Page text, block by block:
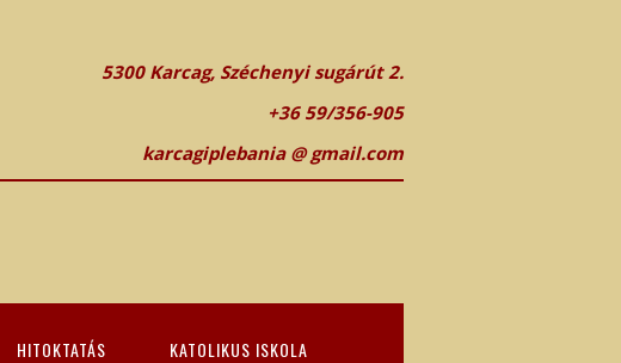
5300 Karcag, Széchenyi sugárút 2.
+36 59/356-905
karcagiplebania @ gmail.com
HITOKTATÁS KATOLIKUS ISKOLA